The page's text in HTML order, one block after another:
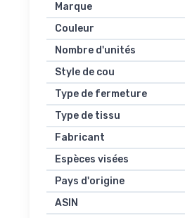
Marque
Couleur
Nombre d'unités
Style de cou
Type de fermeture
Type de tissu
Fabricant
Espèces visées
Pays d'origine
ASIN